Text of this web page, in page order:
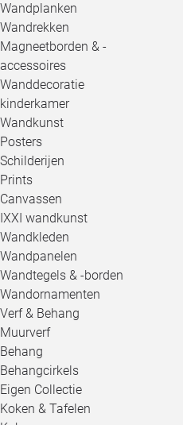
Wandplanken
Wandrekken
Magneetborden & -
accessoires
Wanddecoratie
kinderkamer
Wandkunst
Posters
Schilderijen
Prints
Canvassen
IXXI wandkunst
Wandkleden
Wandpanelen
Wandtegels & -borden
Wandornamenten
Verf & Behang
Muurverf
Behang
Behangcirkels
Eigen Collectie
Koken & Tafelen